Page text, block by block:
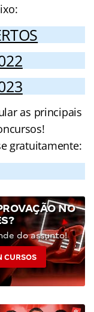
as principais
gratuitamente:
NO
do assunto!
CURSOS